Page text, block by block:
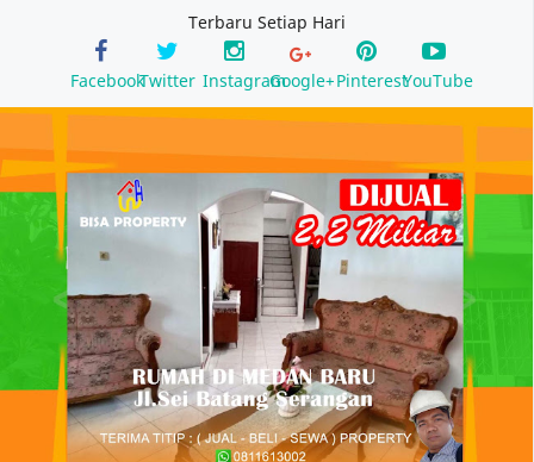
Terbaru Setiap Hari
FacebookTwitter InstagramGoogle+PinterestYouTube